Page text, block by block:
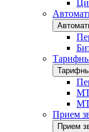
Прием
Прием